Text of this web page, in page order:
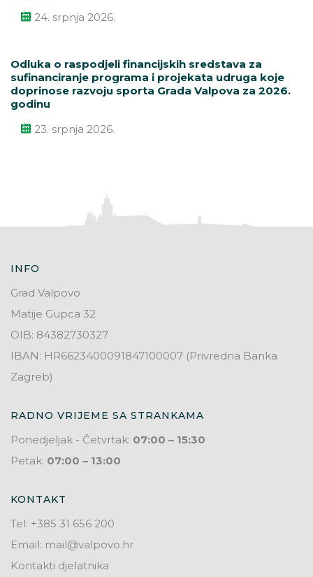
24. srpnja 2026.
Odluka o raspodjeli financijskih sredstava za
sufinanciranje programa i projekata udruga koje
doprinose razvoju sporta Grada Valpova za 2026.
godinu
23. srpnja 2026.
INFO
Grad Valpovo
Matije Gupca 32
OIB: 84382730327
IBAN: HR6623400091847100007 (Privredna Banka
Zagreb)
RADNO VRIJEME SA STRANKAMA
Ponedjeljak - Četvrtak: 07:00 – 15:30
Petak: 07:00 – 13:00
KONTAKT
Tel: +385 31 656 200
Email: mail@valpovo.hr
Kontakti djelatnika